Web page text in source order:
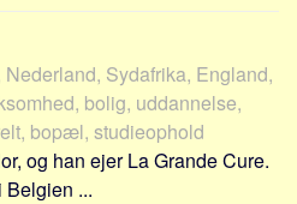
Sydafrika, England,
bolig, uddannelse,
bopæl, studieophold
og han ejer La Grande Cure.
Belgien ...